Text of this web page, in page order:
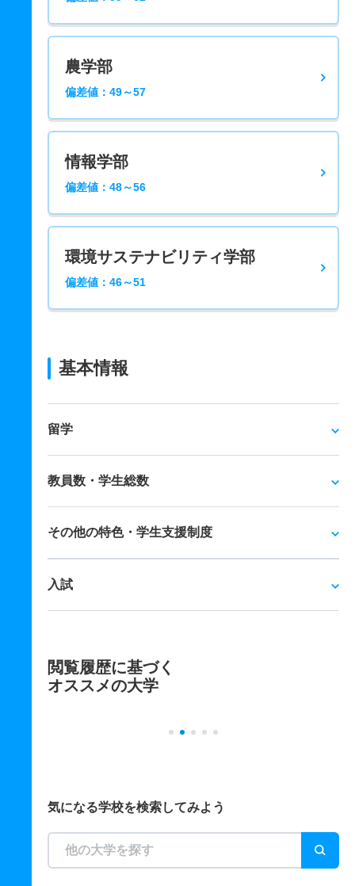
農学部
偏差値：49～57
情報学部
偏差値：48～56
環境サステナビリティ学部
偏差値：46～51
基本情報
留学
教員数・学生総数
その他の特色・学生支援制度
入試
閲覧履歴に基づく
オススメの大学
気になる学校を検索してみよう